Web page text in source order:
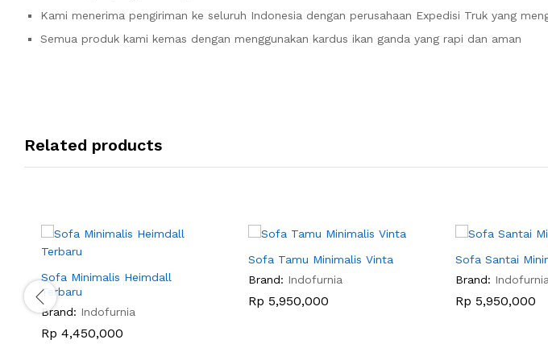
Kami menerima pengiriman ke seluruh Indonesia dengan perusahaan Expedisi Truk yang
Semua produk kami kemas dengan menggunakan kardus ikan ganda yang rapi dan aman
Related products
Sofa Minimalis Heimdall
Terbaru
Brand: Indofurnia
Rp 4,450,000
Sofa Tamu Minimalis Vinta
Brand: Indofurnia
Rp 5,950,000
Sofa Santai
Brand: Indofurnia
Rp 5,950,000